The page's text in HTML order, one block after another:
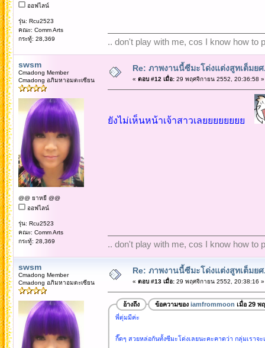
ออฟไลน์
รุ่น: Rcu2523
คณะ: Comm Arts
กระทู้: 28,369
.. don't play with me, cos I know how to
swsm
Cmadong Member
Cmadong อภิมหาอมตะเซียน
@@ ยาหยี @@
ออฟไลน์
รุ่น: Rcu2523
คณะ: Comm Arts
กระทู้: 28,369
Re: ภาพงานนี้ซีมะโด่งแต่งสูทเต็มย
« ตอบ #12 เมื่อ:29 พฤศจิกายน 2552, 20:36:58 »
ยังไม่เห็นหน้าเจ้าสาวเลยยยยยยยย
.. don't play with me, cos I know how to
swsm
Cmadong Member
Cmadong อภิมหาอมตะเซียน
Re: ภาพงานนี้ซีมะโด่งแต่งสูทเต็มย
« ตอบ #13 เมื่อ:29 พฤศจิกายน 2552, 20:38:16 »
อ้างถึง ข้อความของ iamfrommoon เมื่อ 29 พ
พี่ตุ่มมีค่ะ
กี๊ดๆ สวยหล่อกันทั้งซีมะโด่งเลยนะคะคาดว่า กลุ่มเราจ